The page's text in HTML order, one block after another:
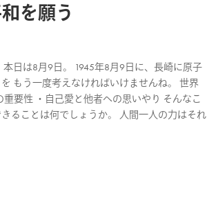
を願う
日は8月9日。 1945年8月9日に、長崎に原子
もう一度考えなければいけませんね。 世界
要性 ・自己愛と他者への思いやり そんなこ
ることは何でしょうか。 人間一人の力はそれ